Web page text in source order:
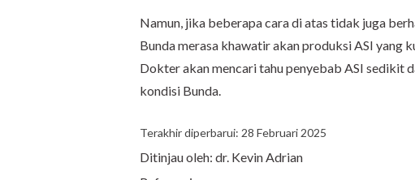
Namun, jika beberapa cara di atas tidak juga
Bunda merasa khawatir akan produksi ASI yang
Dokter akan mencari tahu penyebab ASI sedikit
kondisi Bunda.
Terakhir diperbarui: 28 Februari 2025